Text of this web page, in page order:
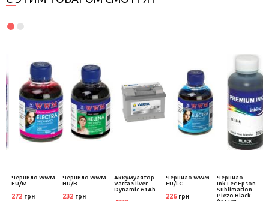
Чернило WWM
EU/M
272 грн
Чернило WWM
HU/B
232 грн
Аккумулятор
Varta Silver
Dynamic 61Ah
Чернило WWM
EU/LC
226 грн
Чернило
InkTec Epson
Sublimation
Piezo Black